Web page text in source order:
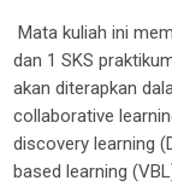
Mata kuliah ini
dan 1 SKS
akan diterapkan
collaborative
discovery learning
based learning